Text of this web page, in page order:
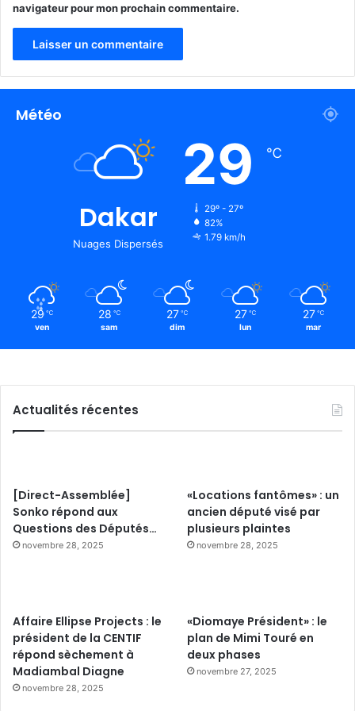
navigateur pour mon prochain commentaire.
Météo
Dakar
Nuages Dispersés
29 ℃
29º - 27º
82%
1.79 km/h
29 ℃
ven
28 ℃
sam
27 ℃
dim
27 ℃
lun
27 ℃
mar
Actualités récentes
[Direct-Assemblée]
Sonko répond aux
Questions des Députés…
novembre 28, 2025
«Locations fantômes» : un
ancien député visé par
plusieurs plaintes
novembre 28, 2025
Affaire Ellipse Projects : le
président de la CENTIF
répond sèchement à
Madiambal Diagne
novembre 28, 2025
«Diomaye Président» : le
plan de Mimi Touré en
deux phases
novembre 27, 2025